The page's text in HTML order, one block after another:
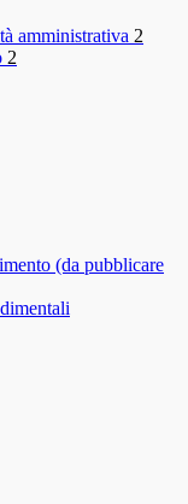
amministrativa 2
2
(da pubblicare